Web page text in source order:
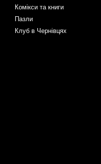
Комікси та книги
Пазли
Клуб в Чернівцях